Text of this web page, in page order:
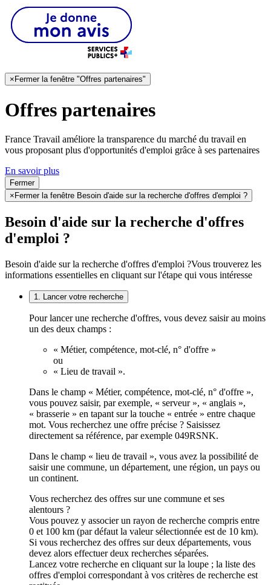
× Fermer la fenêtre "Offres partenaires"
Offres partenaires
France Travail améliore la transparence du marché du travail en
vous proposant plus d'opportunités d'emploi grâce à ses partenaires
En savoir plus
Fermer
× Fermer la fenêtre Besoin d'aide sur la recherche d'offres d'emploi ?
Besoin d'aide sur la recherche d'offres
d'emploi ?
Besoin d'aide sur la recherche d'offres d'emploi ?Vous trouverez les
informations essentielles en cliquant sur l'étape qui vous intéresse
1. Lancer votre recherche
Pour lancer une recherche d'offres, vous devez saisir au moins
un des deux champs :
« Métier, compétence, mot-clé, n° d'offre »
ou
« Lieu de travail ».
Dans le champ « Métier, compétence, mot-clé, n° d'offre »,
vous pouvez saisir, par exemple, « serveur », « anglais »,
« brasserie » en tapant sur la touche « entrée » entre chaque
mot. Vous recherchez une offre précise ? Saisissez
directement sa référence, par exemple 049RSNK.
Dans le champ « lieu de travail », vous avez la possibilité de
saisir une commune, un département, une région, un pays ou
un continent.
Vous recherchez des offres sur une commune et ses
alentours ?
Vous pouvez y associer un rayon de recherche compris entre
0 et 100 km (par défaut la valeur sélectionnée est de 10 km).
Si vous recherchez des offres sur deux départements, vous
devez alors effectuer deux recherches séparées.
Lancez votre recherche en cliquant sur la loupe ; la liste des
offres d'emploi correspondant à vos critères de recherche est